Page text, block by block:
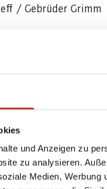
und Anzeigen zu
zu analysieren.
Medien,
/ Gebrüder Grimm
Music